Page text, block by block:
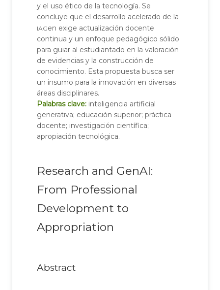
y el uso ético de la tecnología. Se
concluye que el desarrollo acelerado de la
iagen exige actualización docente
continua y un enfoque pedagógico sólido
para guiar al estudiantado en la valoración
de evidencias y la construcción de
conocimiento. Esta propuesta busca ser
un insumo para la innovación en diversas
áreas disciplinares.
Palabras clave: inteligencia artificial
generativa; educación superior; práctica
docente; investigación científica;
apropiación tecnológica.
Research and GenAI:
From Professional
Development to
Appropriation
Abstract